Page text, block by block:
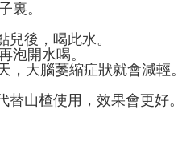
裏。
後，喝此水。
泡開水喝。
，大腦萎縮症狀就會減輕。
替山楂使用，效果會更好。